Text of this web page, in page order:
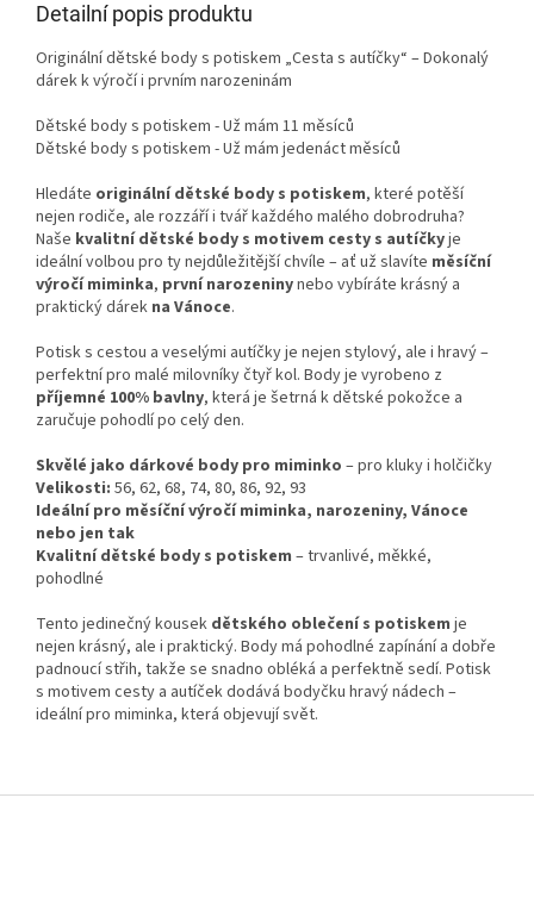
Detailní popis produktu
Originální dětské body s potiskem „Cesta s autíčky“ – Dokonalý
dárek k výročí i prvním narozeninám
Dětské body s potiskem - Už mám 11 měsíců
Dětské body s potiskem - Už mám jedenáct měsíců
Hledáte originální dětské body s potiskem, které potěší
nejen rodiče, ale rozzáří i tvář každého malého dobrodruha?
Naše kvalitní dětské body s motivem cesty s autíčkyje
ideální volbou pro ty nejdůležitější chvíle – ať už slavíte měsíční
výročí miminka, první narozeninynebo vybíráte krásný a
praktický dárek na Vánoce.
Potisk s cestou a veselými autíčky je nejen stylový, ale i hravý –
perfektní pro malé milovníky čtyř kol. Body je vyrobeno z
příjemné 100% bavlny, která je šetrná k dětské pokožce a
zaručuje pohodlí po celý den.
Skvělé jako dárkové body pro miminko – pro kluky i holčičky
Velikosti: 56, 62, 68, 74, 80, 86, 92, 93
Ideální pro měsíční výročí miminka, narozeniny, Vánoce
nebo jen tak
Kvalitní dětské body s potiskem – trvanlivé, měkké,
pohodlné
Tento jedinečný kousek dětského oblečení s potiskem je
nejen krásný, ale i praktický. Body má pohodlné zapínání a dobře
padnoucí střih, takže se snadno obléká a perfektně sedí. Potisk
s motivem cesty a autíček dodává bodyčku hravý nádech –
ideální pro miminka, která objevují svět.